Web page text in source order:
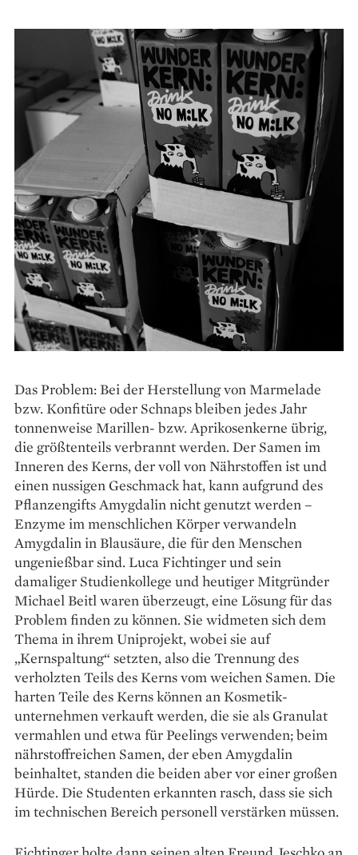
Das Problem: Bei der ­Her­stellung von Marmelade
bzw. Konfitüre oder Schnaps bleiben jedes Jahr
tonnenweise Marillen- bzw. Aprikosenkerne übrig,
die größtenteils verbrannt werden. Der Samen im
Inneren des Kerns, der voll von Nährstoffen ist und
einen nussigen Geschmack hat, kann aufgrund des
Pflanzengifts Amygdalin nicht genutzt werden –
Enzyme im menschlichen Körper verwandeln
Amygdalin in Blausäure, die für den Menschen
ungenießbar sind. Luca Fichtinger und sein
damaliger Studienkollege und heutiger Mit­gründer
Michael Beitl waren überzeugt, eine Lösung für das
Problem finden zu können. Sie widmeten sich dem
Thema in ihrem Uniprojekt, wobei sie auf
„Kernspaltung“ setzten, also die Trennung des
verholzten Teils des Kerns vom weichen Samen. Die
harten Teile des Kerns können an Kosmetik­
unternehmen verkauft werden, die sie als Granulat
vermahlen und etwa für Peelings verwenden; beim
nährstoffreichen Samen, der eben Amygdalin
beinhaltet, standen die beiden aber vor einer großen
Hürde. Die Stu­denten erkannten rasch, dass sie sich
im technischen Bereich per­sonell verstärken müssen.